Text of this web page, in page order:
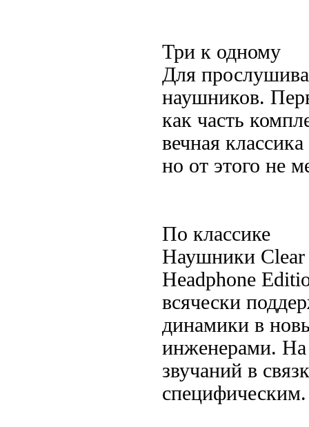
Три к одному
Для
наушников.
как часть
вечная
но от этого не
По классике
Наушники Clear
Headphone
всячески
динамики в
инженерами. На
звучаний в
специфическим.